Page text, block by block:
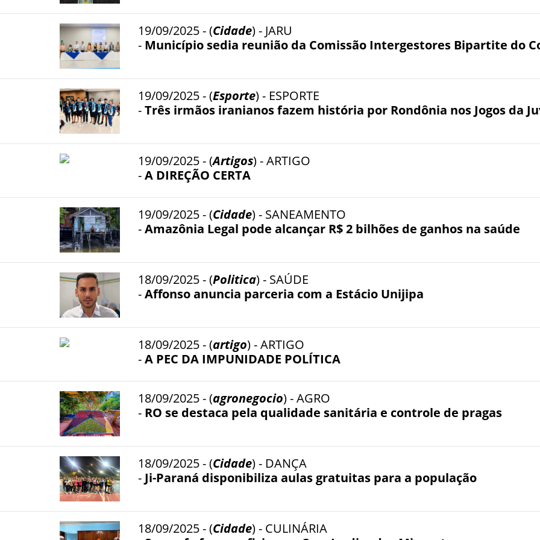
19/09/2025 - (Cidade) - JARU
- Município sedia reunião da Comissão Intergestores Bipartite do
19/09/2025 - (Esporte) - ESPORTE
-Três irmãos iranianos fazem história por Rondônia nos Jogos da
19/09/2025 - (Artigos) - ARTIGO
-A DIREÇÃO CERTA
19/09/2025 - (Cidade) - SANEAMENTO
-Amazônia Legal pode alcançar R$ 2 bilhões de ganhos na saúde
18/09/2025 - (Politica) - SAÚDE
-Affonso anuncia parceria com a Estácio Unijipa
18/09/2025 - (artigo) - ARTIGO
-A PEC DA IMPUNIDADE POLÍTICA
18/09/2025 - (agronegocio) - AGRO
- RO se destaca pela qualidade sanitária e controle de pragas
18/09/2025 - (Cidade) - DANÇA
- Ji-Paraná disponibiliza aulas gratuitas para a população
18/09/2025 - (Cidade) - CULINÁRIA